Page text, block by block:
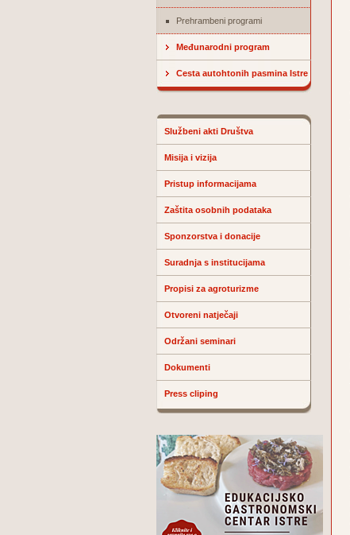
Prehrambeni programi
Međunarodni program
Cesta autohtonih pasmina Istre
Službeni akti Društva
Misija i vizija
Pristup informacijama
Zaštita osobnih podataka
Sponzorstva i donacije
Suradnja s institucijama
Propisi za agroturizme
Otvoreni natječaji
Održani seminari
Dokumenti
Press cliping